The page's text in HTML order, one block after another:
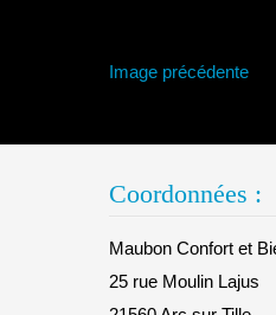
Image précédente
Coordonnées :
Maubon Confort et
25 rue Moulin Lajus